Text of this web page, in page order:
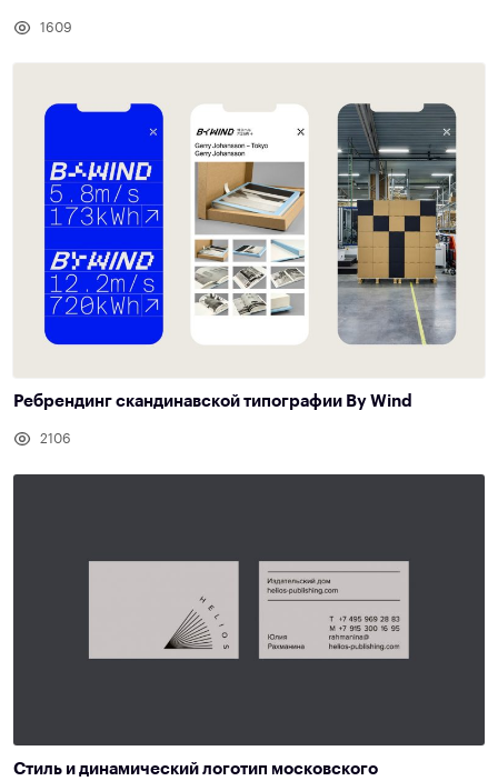
1609
Ребрендинг скандинавской типографии By Wind
2106
Cтиль и динамический логотип московского